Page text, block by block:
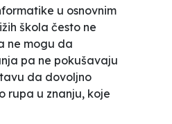
u osnovnim
škola često ne
ne mogu da
pa ne pokušavaju
da dovoljno
rupa u znanju, koje